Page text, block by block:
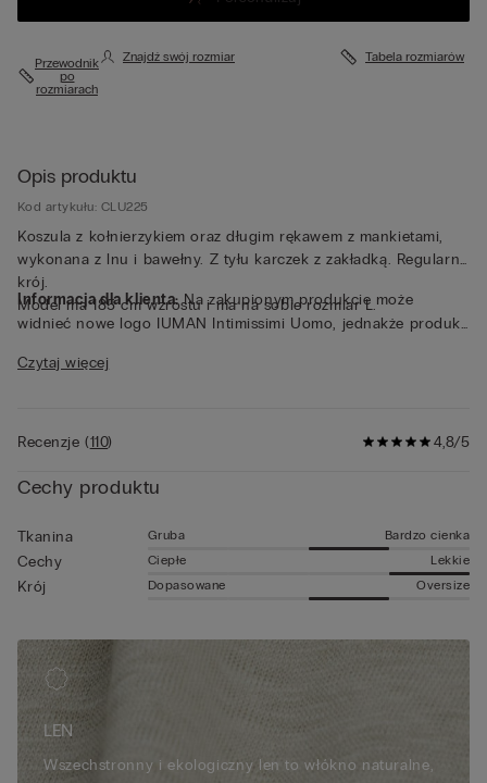
Przewodnik
po
rozmiarach
Znajdź swój rozmiar Tabela rozmiarów
Opis produktu
Kod artykułu: CLU225
Koszula z kołnierzykiem oraz długim rękawem z mankietami,
wykonana z lnu i bawełny. Z tyłu karczek z zakładką. Regularny
krój.
Model ma 185 cm wzrostu i ma na sobie rozmiar L.
Informacja dla klienta:Na zakupionym produkcie może
widnieć nowe logo IUMAN Intimissimi Uomo, jednakże produkt
wykończenie, jak ten przedstawiony na tej stronie.
Czytaj więcej
4,8/5
Recenzje(110)
Cechy produktu
Tkanina Gruba Bardzo cienka
Cechy Ciepłe Lekkie
Krój Dopasowane Oversize
LEN
Wszechstronny i ekologiczny len to włókno naturalne,